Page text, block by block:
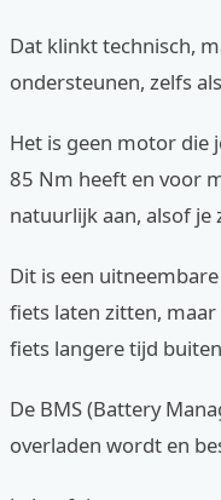
Dat klinkt technisch,
ondersteunen, zelfs
Het is geen motor die
85 Nm heeft en voor
natuurlijk aan, alsof je
Dit is een
fiets laten zitten,
fiets langere tijd
De BMS (Battery
overladen wordt en